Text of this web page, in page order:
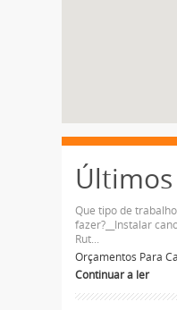
Que tipo de
fazer?__Instalar
Rut...
Orçamentos Para
Continuar a ler